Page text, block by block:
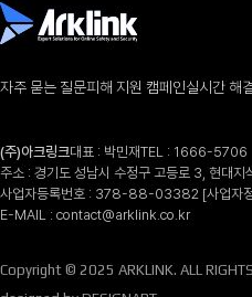
자주 묻는 질문피해 지원 캠페인실시간 해
(주)아크링크대표 : 박민재TEL : 1666-5706
주소 : 경기도 성남시 수정구 고등로 3, 현대
사업자등록번호 : 378-88-03382 [사업자
E-MAIL : contact@arklink.co.kr
Copyright © 2025 ARKLINK. ALL RIGHTS